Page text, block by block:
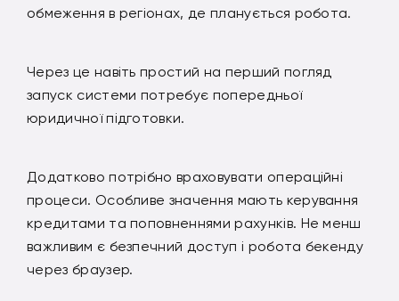
обмеження в регіонах, де планується робота.
Через це навіть простий на перший погляд
запуск системи потребує попередньої
юридичної підготовки.
Додатково потрібно враховувати операційні
процеси. Особливе значення мають керування
кредитами та поповненнями рахунків. Не менш
важливим є безпечний доступ і робота бекенду
через браузер.